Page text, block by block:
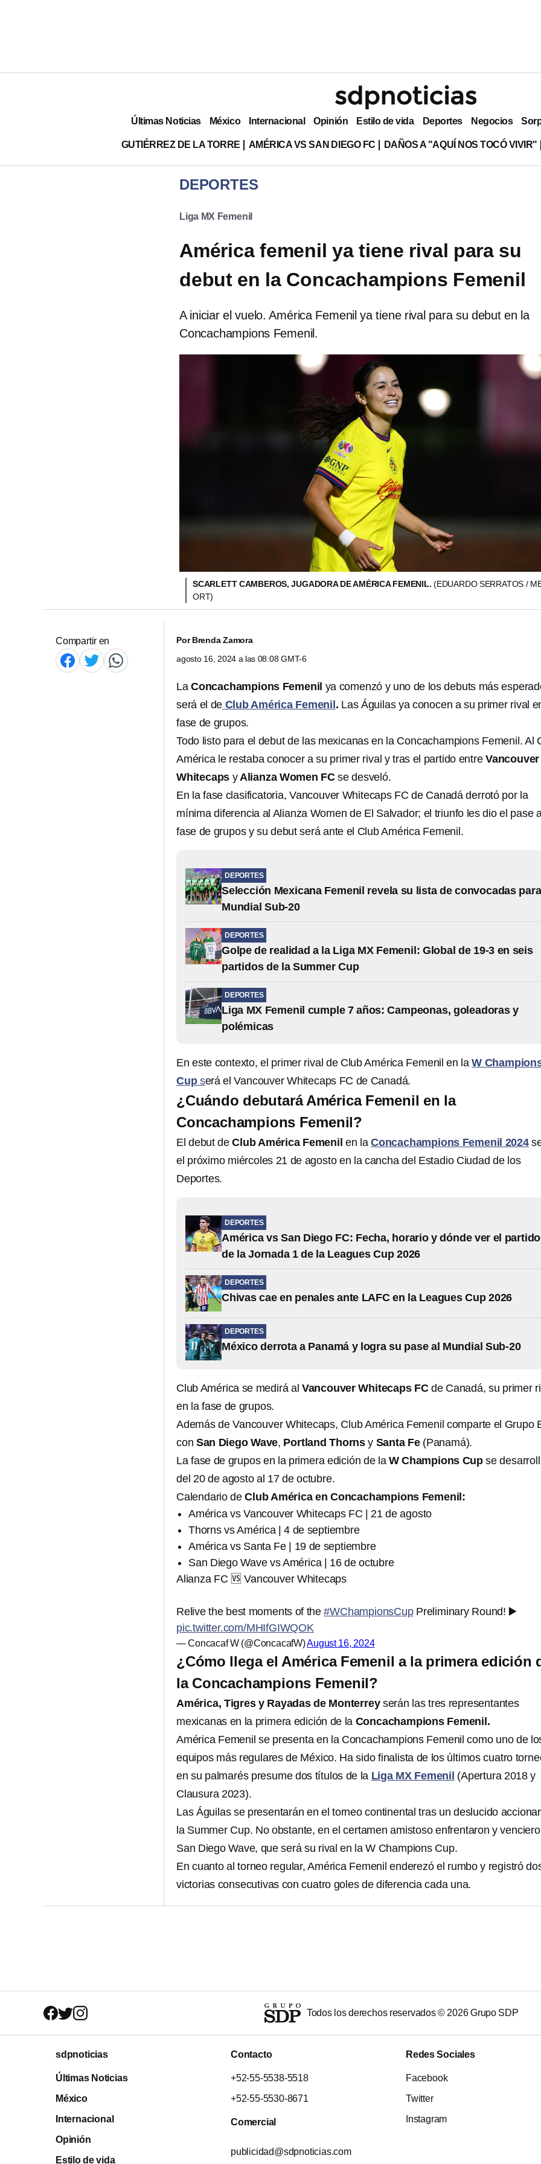
Últimas Noticias México Internacional Opinión Estilo de vida Deportes Negocios
GUTIÉRREZ DE LA TORRE AMÉRICA VS SAN DIEGO FC DAÑOS A "AQUÍ NOS TOCÓ VIVIR"
DEPORTES
Liga MX Femenil
América femenil ya tiene rival para su
debut en la Concachampions Femenil
A iniciar el vuelo. América Femenil ya tiene rival para su debut en la
Concachampions Femenil.
SCARLETT CAMBEROS, JUGADORA DE AMÉRICA FEMENIL. (EDUARDO SERRATOS /
ORT)
Compartir en PorBrenda Zamora
agosto 16, 2024 a las 08:08 GMT-6
La Concachampions Femenil ya comenzó y uno de los debuts más
será el de Club América Femenil . Las Águilas ya conocen a su primer rival
fase de grupos.
Todo listo para el debut de las mexicanas en la Concachampions Femenil. Al
América le restaba conocer a su primer rival y tras el partido entre Vancouver
Whitecaps yAlianza Women FCse desveló.
En la fase clasificatoria, Vancouver Whitecaps FC de Canadá derrotó por la
mínima diferencia al Alianza Women de El Salvador; el triunfo les dio el pase
fase de grupos y su debut será ante el Club América Femenil.
DEPORTES
Selección Mexicana Femenil revela su lista de convocadas para
Mundial Sub-20
DEPORTES
Golpe de realidad a la Liga MX Femenil: Global de 19-3 en seis
partidos de la Summer Cup
DEPORTES
Liga MX Femenil cumple 7 años: Campeonas, goleadoras y
polémicas
En este contexto, el primer rival de Club América Femenil en laW
Cupserá el Vancouver Whitecaps FC de Canadá.
¿Cuándo debutará América Femenil en la
Concachampions Femenil?
El debut de Club América Femenil en la Concachampions Femenil 2024
el próximo miércoles 21 de agosto en la cancha del Estadio Ciudad de los
Deportes.
DEPORTES
América vs San Diego FC: Fecha, horario y dónde ver el partido
de la Jornada 1 de la Leagues Cup 2026
DEPORTES
Chivas cae en penales ante LAFC en la Leagues Cup 2026
DEPORTES
México derrota a Panamá y logra su pase al Mundial Sub-20
Club América se medirá al Vancouver Whitecaps FCde Canadá, su primer
en la fase de grupos.
Además de Vancouver Whitecaps, Club América Femenil comparte el Grupo
con San Diego Wave, Portland Thornsy Santa Fe (Panamá).
La fase de grupos en la primera edición de la W Champions Cupse
del 20 de agosto al 17 de octubre.
Calendario deClub América en Concachampions Femenil:
América vs Vancouver Whitecaps FC | 21 de agosto
Thorns vs América | 4 de septiembre
América vs Santa Fe | 19 de septiembre
San Diego Wave vs América | 16 de octubre
Alianza FC 🆚 Vancouver Whitecaps
Relive the best moments of the#WChampionsCupPreliminary Round! ▶️
pic.twitter.com/MHIfGIWQOK
— Concacaf W (@ConcacafW)August 16, 2024
¿Cómo llega el América Femenil a la primera edición
la Concachampions Femenil?
América, Tigres y Rayadas de Monterrey serán las tres representantes
mexicanas en la primera edición de la Concachampions Femenil.
América Femenil se presenta en la Concachampions Femenil como uno de
equipos más regulares de México. Ha sido finalista de los últimos cuatro
en su palmarés presume dos títulos de la Liga MX Femenil (Apertura 2018 y
Clausura 2023).
Las Águilas se presentarán en el torneo continental tras un deslucido
la Summer Cup. No obstante, en el certamen amistoso enfrentaron y
San Diego Wave, que será su rival en la W Champions Cup.
En cuanto al torneo regular, América Femenil enderezó el rumbo y registró
victorias consecutivas con cuatro goles de diferencia cada una.
Todos los derechos reservados © 2026Grupo SDP
sdpnoticias
Últimas Noticias
México
Internacional
Opinión
Estilo de vida
Contacto
+52-55-5538-5518
+52-55-5530-8671
Comercial
publicidad@sdpnoticias.com
Redes Sociales
Facebook
Twitter
Instagram